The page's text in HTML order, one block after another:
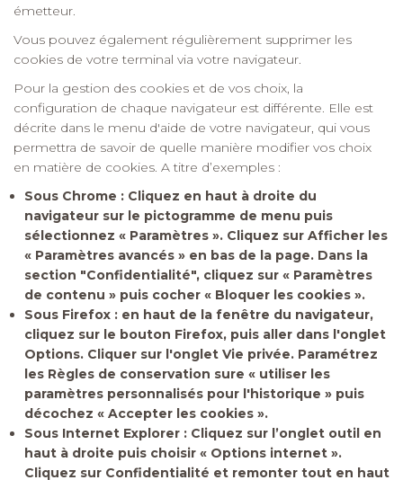
émetteur.
Vous pouvez également régulièrement supprimer les
cookies de votre terminal via votre navigateur.
Pour la gestion des cookies et de vos choix, la
configuration de chaque navigateur est différente. Elle est
décrite dans le menu d'aide de votre navigateur, qui vous
permettra de savoir de quelle manière modifier vos choix
en matière de cookies. A titre d’exemples :
Sous Chrome : Cliquez en haut à droite du
navigateur sur le pictogramme de menu puis
sélectionnez « Paramètres ». Cliquez sur Afficher les
« Paramètres avancés » en bas de la page. Dans la
section "Confidentialité", cliquez sur « Paramètres
de contenu » puis cocher « Bloquer les cookies ».
Sous Firefox : en haut de la fenêtre du navigateur,
cliquez sur le bouton Firefox, puis aller dans l'onglet
Options. Cliquer sur l'onglet Vie privée. Paramétrez
les Règles de conservation sure « utiliser les
paramètres personnalisés pour l'historique » puis
décochez « Accepter les cookies ».
Sous Internet Explorer : Cliquez sur l’onglet outil en
haut à droite puis choisir « Options internet ».
Cliquez sur Confidentialité et remonter tout en haut